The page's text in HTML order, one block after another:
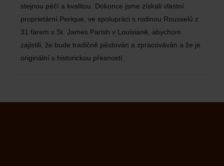
stejnou péčí a kvalitou. Dokonce jsme získali vlastní
proprietární Perique, ve spolupráci s rodinou Rousselů z
31 farem v St. James Parish v Louisianě, abychom
zajistili, že bude tradičně pěstován a zpracováván a že je
originální s historickou přesností.